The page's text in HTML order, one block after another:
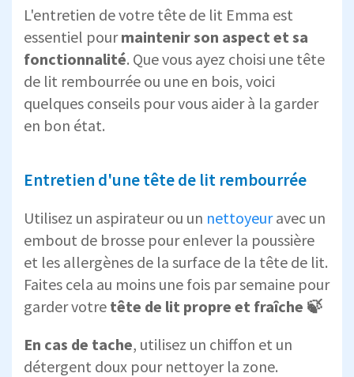
L'entretien de votre tête de lit Emma est
essentiel pourmaintenir son aspect et sa
fonctionnalité. Que vous ayez choisi une tête
de lit rembourrée ou une en bois, voici
quelques conseils pour vous aider à la garder
en bon état.
Entretien d'une tête de lit rembourrée
Utilisez un aspirateur ou un nettoyeuravec un
embout de brosse pour enlever la poussière
et les allergènes de la surface de la tête de lit.
Faites cela au moins une fois par semaine pour
garder votre tête de lit propre et fraîche 🍃
En cas de tache, utilisez un chiffon et un
détergent doux pour nettoyer la zone.